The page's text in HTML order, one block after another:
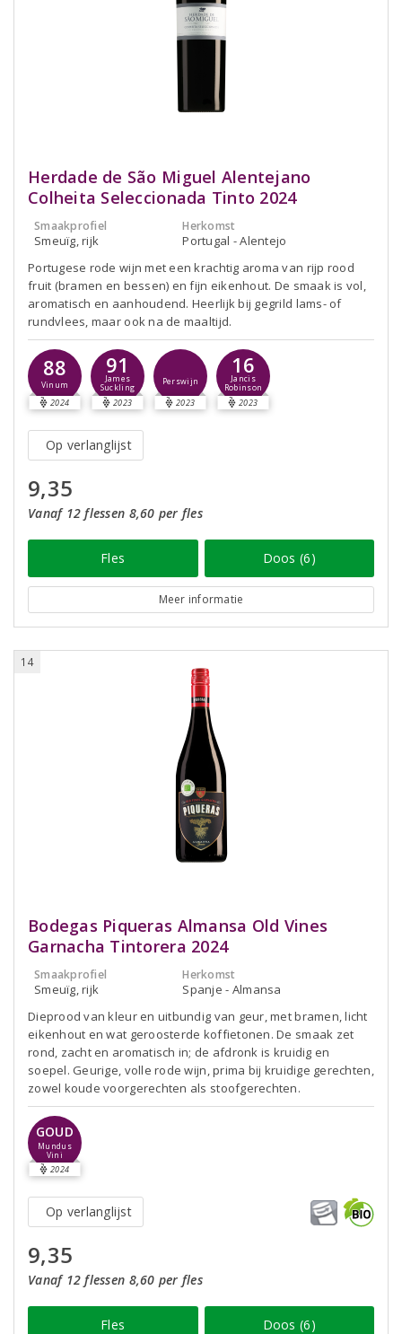
Herdade de São Miguel Alentejano
Colheita Seleccionada Tinto 2024
Smaakprofiel
Smeuïg, rijk
Herkomst
Portugal - Alentejo
Portugese rode wijn met een krachtig aroma van rijp rood
fruit (bramen en bessen) en fijn eikenhout. De smaak is vol,
aromatisch en aanhoudend. Heerlijk bij gegrild lams- of
rundvlees, maar ook na de maaltijd.
88
Vinum
2024
91
James
Suckling
2023
Perswijn
2023
16
Jancis
Robinson
2023
Op verlanglijst
9,35
Vanaf 12 flessen 8,60 per fles
Fles Doos (6)
Meer informatie
14
Bodegas Piqueras Almansa Old Vines
Garnacha Tintorera 2024
Smaakprofiel
Smeuïg, rijk
Herkomst
Spanje - Almansa
Dieprood van kleur en uitbundig van geur, met bramen, licht
eikenhout en wat geroosterde koffietonen. De smaak zet
rond, zacht en aromatisch in; de afdronk is kruidig en
soepel. Geurige, volle rode wijn, prima bij kruidige gerechten,
zowel koude voorgerechten als stoofgerechten.
GOUD
Mundus
Vini
2024
Op verlanglijst
9,35
Vanaf 12 flessen 8,60 per fles
Fles Doos (6)